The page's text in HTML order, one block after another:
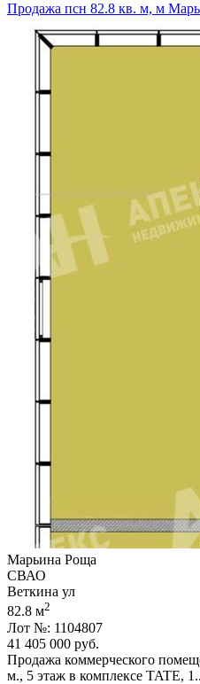
Продажа псн 82.8 кв. м, м
Марьина Роща
СВАО
Веткина ул
82.8 м2
Лот №: 1104807
41 405 000 руб.
Продажа коммерческого
м.,­ 5 этаж в комплексе TATE,­